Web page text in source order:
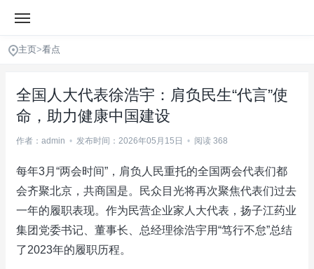
主页>看点
全国人大代表徐浩宇：肩负民生“代言”使
命，助力健康中国建设
作者：admin • 发布时间：2026年05月15日 • 阅读 368
每年3月“两会时间”，肩负人民重托的全国两会代表们都
会齐聚北京，共商国是。民众目光将再次聚焦代表们过去
一年的履职表现。作为民营企业家人大代表，扬子江药业
集团党委书记、董事长、总经理徐浩宇用“笃行不怠”总结
了2023年的履职历程。